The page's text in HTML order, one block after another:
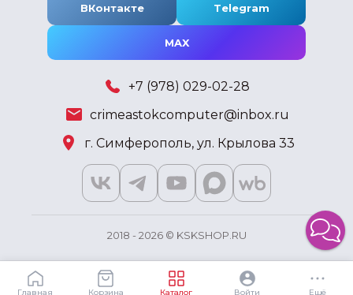
Главная Корзина Каталог Войти Ещё
ВКонтакте Telegram
MAX
+7 (978) 029-02-28
crimeastokcomputer@inbox.ru
г. Симферополь, ул. Крылова 33
2018 - 2026 © KSKSHOP.RU